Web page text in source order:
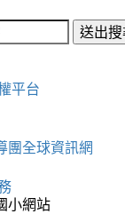
送出
平台
團全球資訊網
小網站